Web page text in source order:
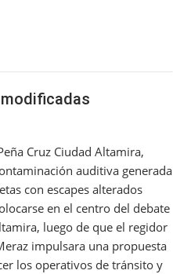
Cruz Ciudad Altamira,
auditiva generada
con escapes alterados
en el centro del debate
luego de que el regidor
impulsara una propuesta
los operativos de tránsito y